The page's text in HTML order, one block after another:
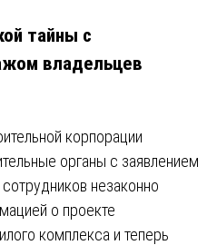
тайны с
владельцев
корпорации
органы с заявлением
незаконно
о проекте
комплекса и теперь